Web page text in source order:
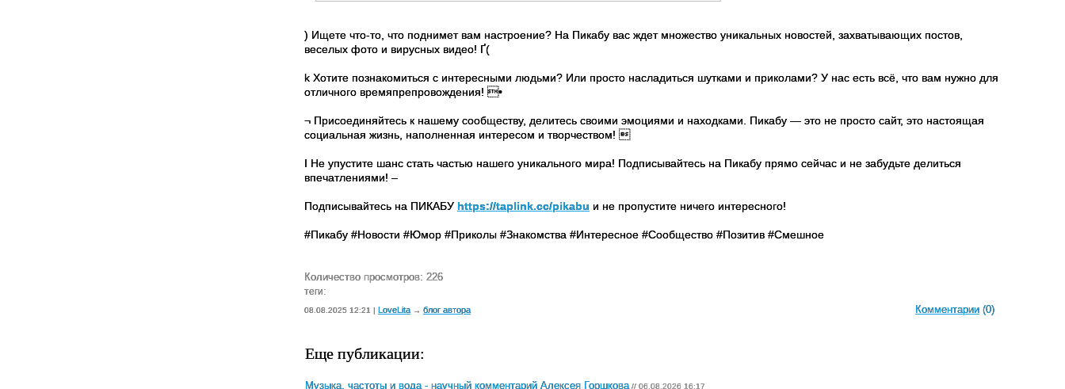
) Ищете что-то, что поднимет вам настроение? На Пикабу вас ждет множество уникальных новостей, захватывающих постов,
веселых фото и вирусных видео! Ґ(
k Хотите познакомиться с интересными людьми? Или просто насладиться шутками и приколами? У нас есть всё, что вам нужно для
отличного времяпрепровождения! •
¬ Присоединяйтесь к нашему сообществу, делитесь своими эмоциями и находками. Пикабу — это не просто сайт, это настоящая
социальная жизнь, наполненная интересом и творчеством! 
I Не упустите шанс стать частью нашего уникального мира! Подписывайтесь на Пикабу прямо сейчас и не забудьте делиться
впечатлениями! –
Подписывайтесь на ПИКАБУ https://taplink.cc/pikabu и не пропустите ничего интересного!
#Пикабу #Новости #Юмор #Приколы #Знакомства #Интересное #Сообщество #Позитив #Смешное
Количество просмотров: 226
теги:
08.08.2025 12:21 | LoveLita → блог автора Комментарии (0)
Еще публикации:
Музыка, частоты и вода - научный комментарий Алексея Горшкова // 06.08.2026 16:17